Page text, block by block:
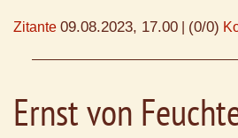
Zitante 09.08.2023, 17.00 (0/0)
Ernst von